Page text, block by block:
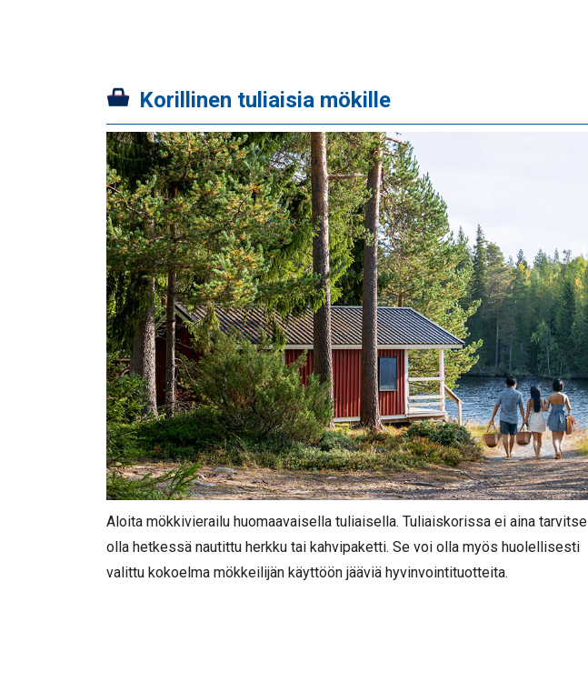
Korillinen tuliaisia mökille
Aloita mökkivierailu huomaavaisella tuliaisella. Tuliaiskorissa ei aina tarvitse
olla hetkessä nautittu herkku tai kahvipaketti. Se voi olla myös huolellisesti
valittu kokoelma mökkeilijän käyttöön jääviä hyvinvointituotteita.